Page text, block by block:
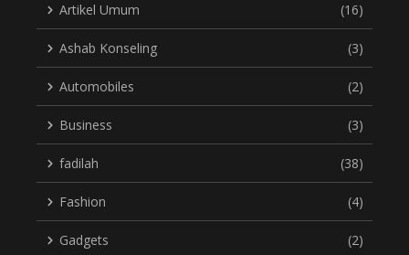
Artikel Umum (16)
Ashab Konseling (3)
Automobiles (2)
Business (3)
fadilah (38)
Fashion (4)
Gadgets (2)